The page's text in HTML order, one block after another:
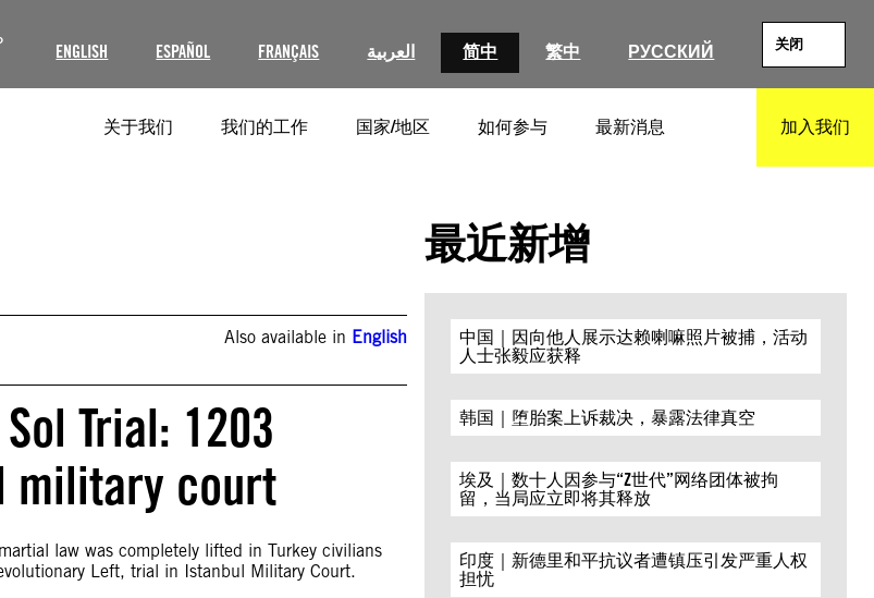
ENGLISH ESPAÑOL FRANÇAIS العربية 简中 繁中 РУССКИЙ 关闭
关于我们 我们的工作 国家/地区 如何参与 最新消息 加入我们
Also available in English
Trial: 1203
military court
law was completely lifted in Turkey civilians
Left, trial in Istanbul Military Court.
最近新增
中国｜因向他人展示达赖喇嘛照片被捕，活动
人士张毅应获释
韩国｜堕胎案上诉裁决，暴露法律真空
埃及｜数十人因参与“Z世代”网络团体被拘
留，当局应立即将其释放
印度｜新德里和平抗议者遭镇压引发严重人权
担忧